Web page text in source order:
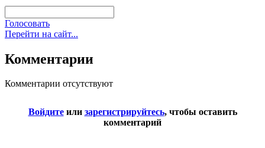
Голосовать
Перейти на сайт...
Комментарии
Комментарии отсутствуют
Войдитеили зарегистрируйтесь, чтобы оставить
комментарий